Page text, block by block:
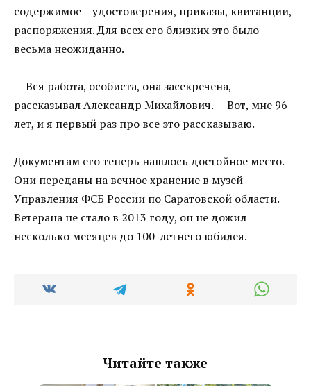
содержимое – удостоверения, приказы, квитанции,
распоряжения. Для всех его близких это было
весьма неожиданно.
— Вся работа, особиста, она засекречена, —
рассказывал Александр Михайлович. — Вот, мне 96
лет, и я первый раз про все это рассказываю.
Документам его теперь нашлось достойное место.
Они переданы на вечное хранение в музей
Управления ФСБ России по Саратовской области.
Ветерана не стало в 2013 году, он не дожил
несколько месяцев до 100-летнего юбилея.
Читайте также